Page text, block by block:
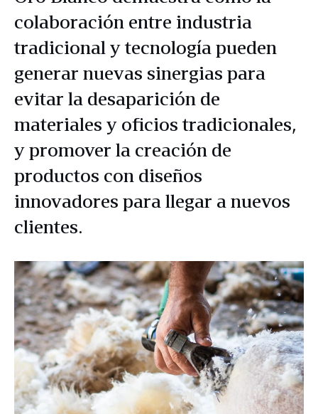
colaboración entre industria
tradicional y tecnología pueden
generar nuevas sinergias para
evitar la desaparición de
materiales y oficios tradicionales,
y promover la creación de
productos con diseños
innovadores para llegar a nuevos
clientes.